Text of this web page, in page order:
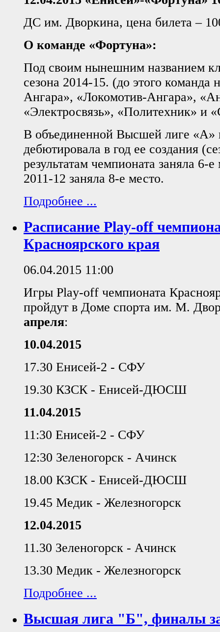
ДС им. Дворкина, цена билета –
О команде «Фортуна»:
Под своим нынешним названием
сезона 2014-15. (до этого команда
Ангара», «Локомотив-Ангара»,
«Электросвязь», «Политехник» и
В объединенной Высшей лиге «А»
дебютировала в год ее создания
результатам чемпионата заняла 6-
2011-12 заняла 8-е место.
Подробнее ...
Расписание Play-off
Красноярского края
06.04.2015 11:00
Игры Play-off чемпионата
пройдут в Доме спорта им. М.
апреля:
10.04.2015
17.30 Енисей-2 - СФУ
19.30 КЗСК - Енисей-ДЮСШ
11.04.2015
11:30 Енисей-2 - СФУ
12:30 Зеленогорск - Ачинск
18.00 КЗСК - Енисей-ДЮСШ
19.45 Медик - Железногорск
12.04.2015
11.30 Зеленогорск - Ачинск
13.30 Медик - Железногорск
Подробнее ...
Высшая лига "Б", финалы за